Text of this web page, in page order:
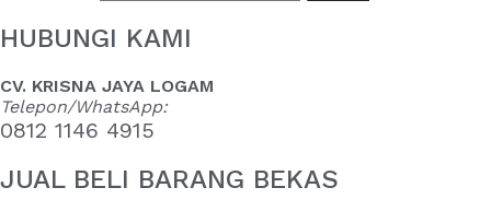
HUBUNGI KAMI
CV. KRISNA JAYA LOGAM
Telepon/WhatsApp:
0812 1146 4915
JUAL BELI BARANG BEKAS